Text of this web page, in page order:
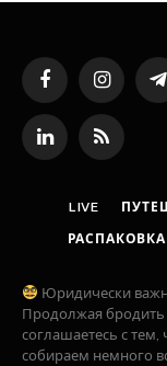
FacebookInstagram
LinkedInRSS
LIVE
Юридически
Продолжая бродить
соглашаетесь с
собираем немного